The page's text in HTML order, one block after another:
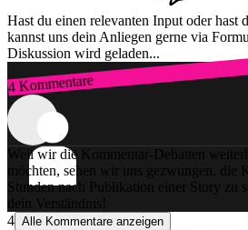
Hast du einen relevanten Input oder hast
kannst uns dein Anliegen gerne via
Diskussion wird geladen...
4 Kommentare
Zum Login
Weil wir die Kommentar-Debatten
möchten, sehen wir uns gezwungen, die
Stunden nach Publikation einer Story zu
dein Verständnis!
4 Alle Kommentare anzeigen